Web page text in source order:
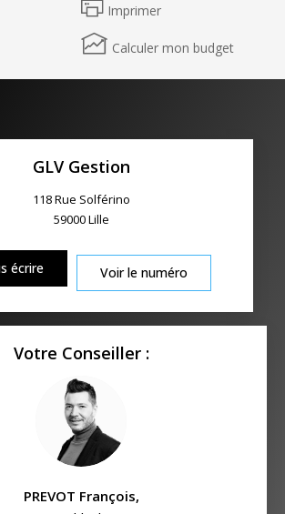
Imprimer
Calculer mon budget
GLV Gestion
118 Rue Solférino
59000Lille
écrire Voir le numéro
Votre Conseiller :
PREVOT François,